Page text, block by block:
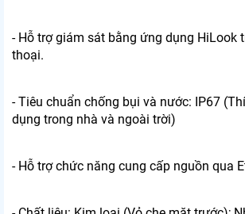
- Hỗ trợ giám sát bằng ứng dụng HiLook
thoại.
- Tiêu chuẩn chống bụi và nước: IP67
dụng trong nhà và ngoài trời)
- Hỗ trợ chức năng cung cấp nguồn qua